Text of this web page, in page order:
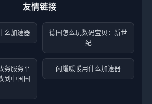
友情链接
么加速器
德国怎么玩数码宝贝：新世
纪
务服务平
到中国国
闪耀暖暖用什么加速器